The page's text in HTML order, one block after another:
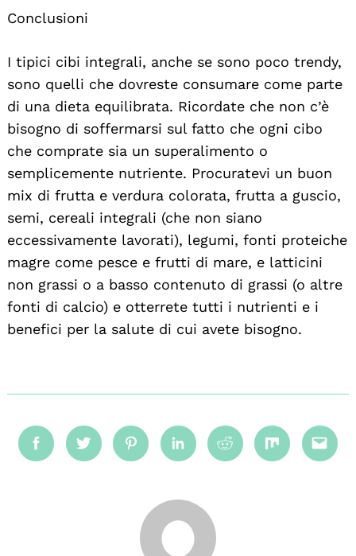
Conclusioni
I tipici cibi integrali, anche se sono poco trendy,
sono quelli che dovreste consumare come parte
di una dieta equilibrata. Ricordate che non c’è
bisogno di soffermarsi sul fatto che ogni cibo
che comprate sia un superalimento o
semplicemente nutriente. Procuratevi un buon
mix di frutta e verdura colorata, frutta a guscio,
semi, cereali integrali (che non siano
eccessivamente lavorati), legumi, fonti proteiche
magre come pesce e frutti di mare, e latticini
non grassi o a basso contenuto di grassi (o altre
fonti di calcio) e otterrete tutti i nutrienti e i
benefici per la salute di cui avete bisogno.
FacebookTwitterPinterestLinkedinRedditMix